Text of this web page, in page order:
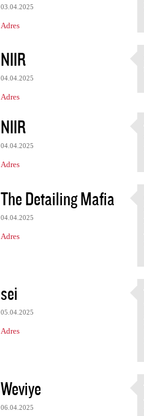
03.04.2025
Adres
NIIR
04.04.2025
Adres
NIIR
04.04.2025
Adres
The Detailing Mafia
04.04.2025
Adres
sei
05.04.2025
Adres
Weviye
06.04.2025